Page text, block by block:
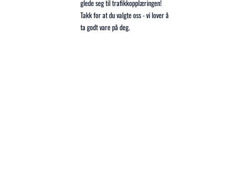
glede seg til trafikkopplæringen!
Takk for at du valgte oss - vi lover å
ta godt vare på deg.